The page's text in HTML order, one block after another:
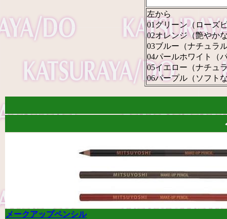
左から
01グリーン（ローズ
02オレンジ（艶やか
03ブルー（ナチュラ
04パールホワイト（
05イエロー（ナチュ
06パープル（ソフト
メークアップペンシル